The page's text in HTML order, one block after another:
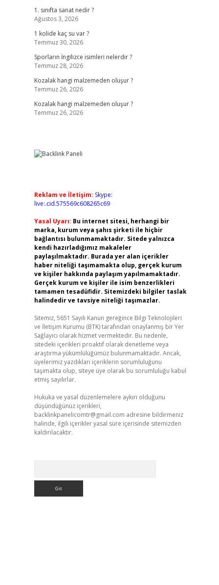
1. sınıfta sanat nedir ?
Ağustos 3, 2026
1 kolide kaç su var ?
Temmuz 30, 2026
Sporların İngilizce isimleri nelerdir ?
Temmuz 28, 2026
Kozalak hangi malzemeden oluşur ?
Temmuz 26, 2026
Kozalak hangi malzemeden oluşur ?
Temmuz 26, 2026
Reklam ve İletişim: Skype:
live:.cid.575569c608265c69
Yasal Uyarı: Bu internet sitesi, herhangi bir
marka, kurum veya şahıs şirketi ile hiçbir
bağlantısı bulunmamaktadır. Sitede yalnızca
kendi hazırladığımız makaleler
paylaşılmaktadır. Burada yer alan içerikler
haber niteliği taşımamakta olup, gerçek kurum
ve kişiler hakkında paylaşım yapılmamaktadır.
Gerçek kurum ve kişiler ile isim benzerlikleri
tamamen tesadüfidir. Sitemizdeki bilgiler taslak
halindedir ve tavsiye niteliği taşımazlar.
Sitemiz, 5651 Sayılı Kanun gereğince Bilgi Teknolojileri
ve İletişim Kurumu (BTK) tarafından onaylanmış bir Yer
Sağlayıcı olarak hizmet vermektedir. Bu nedenle,
sitedeki içerikleri proaktif olarak denetleme veya
araştırma yükümlülüğümüz bulunmamaktadır. Ancak,
üyelerimiz yazdıkları içeriklerin sorumluluğunu
taşımakta olup, siteye üye olarak bu sorumluluğu kabul
etmiş sayılırlar.
Hukuka ve yasal düzenlemelere aykırı olduğunu
düşündüğünüz içerikleri,
backlinkpanelicomtr@gmail.com adresine bildirmeniz
halinde, ilgili içerikler yasal süre içerisinde sitemizden
kaldırılacaktır.